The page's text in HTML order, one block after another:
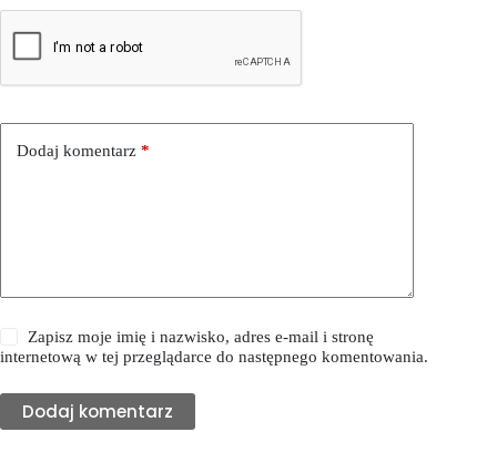
Dodaj komentarz *
Zapisz moje imię i nazwisko, adres e-mail i stronę
internetową w tej przeglądarce do następnego komentowania.
Dodaj komentarz